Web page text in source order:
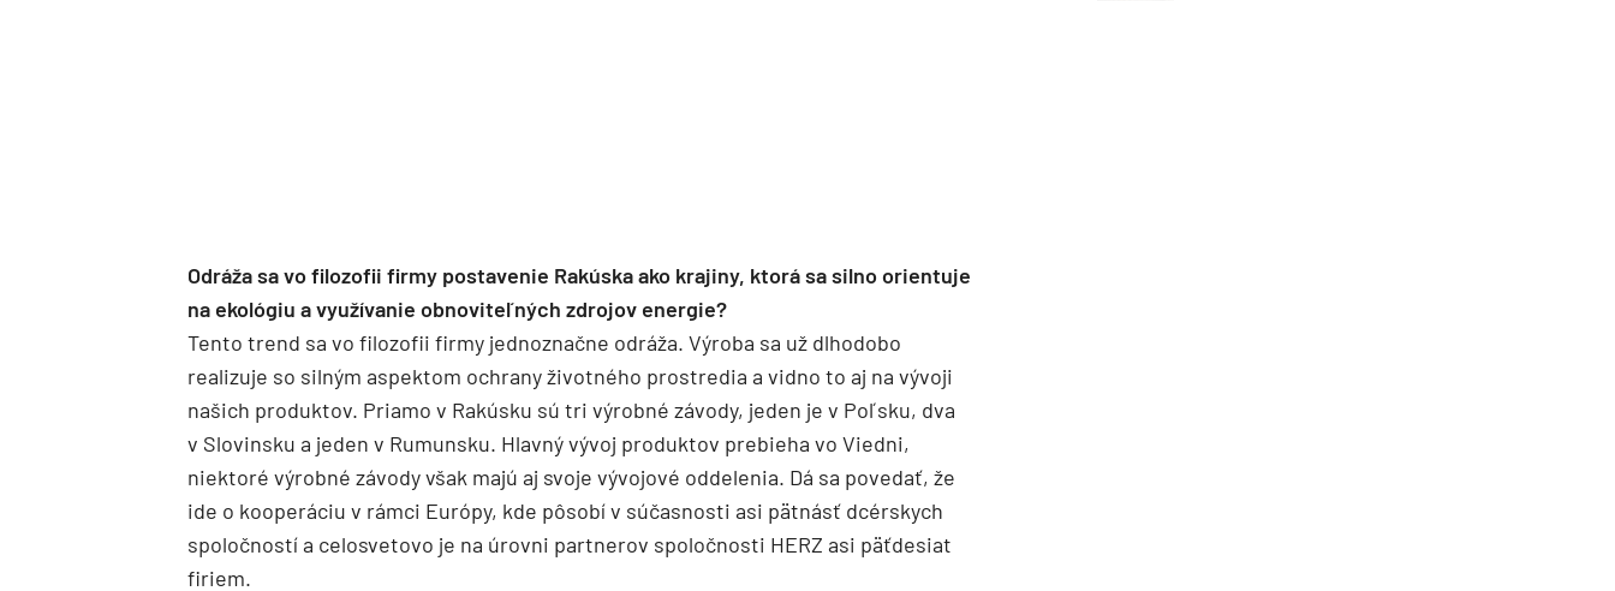
Odráža sa vo filozofii firmy postavenie Rakúska ako krajiny, ktorá sa silno orientuje
na ekológiu a využívanie obnoviteľných zdrojov energie?
Tento trend sa vo filozofii firmy jednoznačne odráža. Výroba sa už dlhodobo
realizuje so silným aspektom ochrany životného prostredia a vidno to aj na vývoji
našich produktov. Priamo v Rakúsku sú tri výrobné závody, jeden je v Poľsku, dva
v Slovinsku a jeden v Rumunsku. Hlavný vývoj produktov prebieha vo Viedni,
niektoré výrobné závody však majú aj svoje vývojové oddelenia. Dá sa povedať, že
ide o kooperáciu v rámci Európy, kde pôsobí v súčasnosti asi pätnásť dcérskych
spoločností a celosvetovo je na úrovni partnerov spoločnosti HERZ asi päťdesiat
firiem.